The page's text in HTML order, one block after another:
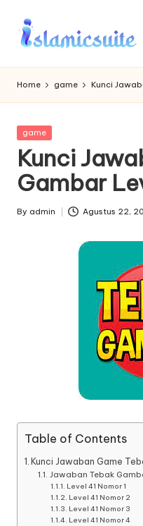
Skip
Home game Kunci
Posted
game
Kunci
Gambar
Posted
By admin Agustus 22,
Table of Contents
Kunci Jawaban Game
Jawaban Tebak
Level 41 Nomor 1
Level 41 Nomor 2
Level 41 Nomor 3
Level 41 Nomor 4